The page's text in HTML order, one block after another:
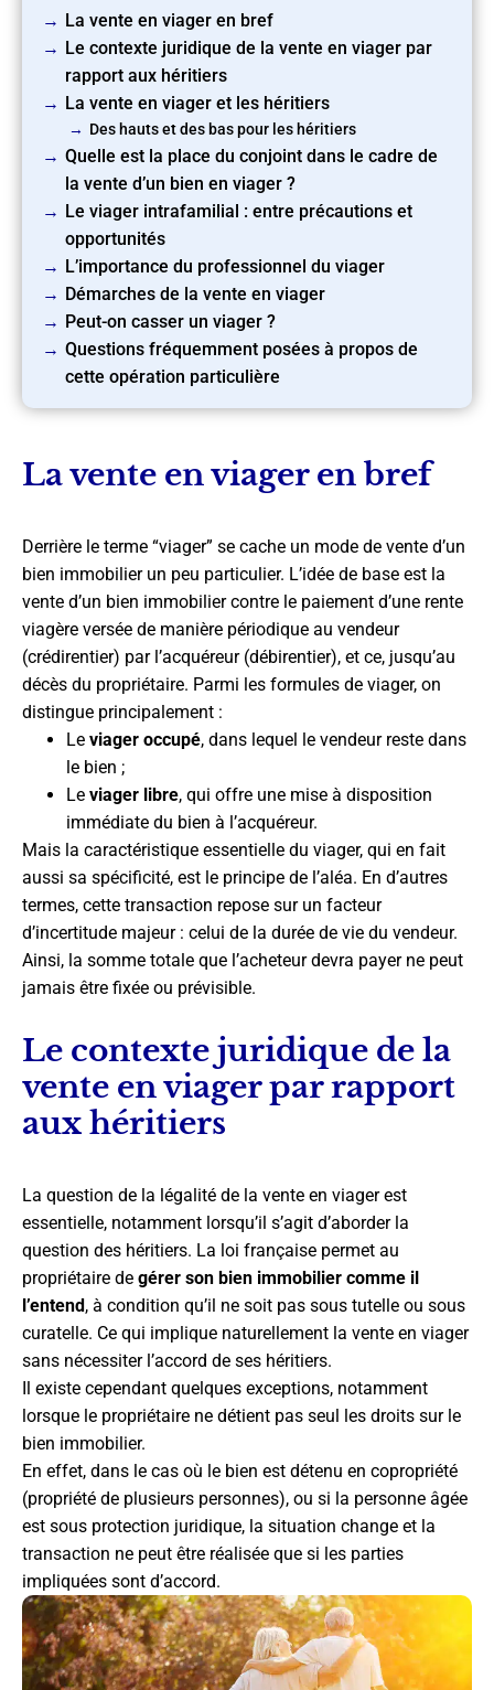
La vente en viager en bref
Le contexte juridique de la vente en viager par
rapport aux héritiers
La vente en viager et les héritiers
Des hauts et des bas pour les héritiers
Quelle est la place du conjoint dans le cadre de
la vente d’un bien en viager ?
Le viager intrafamilial : entre précautions et
opportunités
L’importance du professionnel du viager
Démarches de la vente en viager
Peut-on casser un viager ?
Questions fréquemment posées à propos de
cette opération particulière
La vente en viager en bref
Derrière le terme “viager” se cache un mode de vente d’un
bien immobilier un peu particulier. L’idée de base est la
vente d’un bien immobilier contre le paiement d’une rente
viagère versée de manière périodique au vendeur
(crédirentier) par l’acquéreur (débirentier), et ce, jusqu’au
décès du propriétaire. Parmi les formules de viager, on
distingue principalement :
Le viager occupé, dans lequel le vendeur reste dans
le bien ;
Le viager libre, qui offre une mise à disposition
immédiate du bien à l’acquéreur.
Mais la caractéristique essentielle du viager, qui en fait
aussi sa spécificité, est le principe de l’aléa. En d’autres
termes, cette transaction repose sur un facteur
d’incertitude majeur : celui de la durée de vie du vendeur.
Ainsi, la somme totale que l’acheteur devra payer ne peut
jamais être fixée ou prévisible.
Le contexte juridique de la
vente en viager par rapport
aux héritiers
La question de la légalité de la vente en viager est
essentielle, notamment lorsqu’il s’agit d’aborder la
question des héritiers. La loi française permet au
propriétaire de gérer son bien immobilier comme il
l’entend, à condition qu’il ne soit pas sous tutelle ou sous
curatelle. Ce qui implique naturellement la vente en viager
sans nécessiter l’accord de ses héritiers.
Il existe cependant quelques exceptions, notamment
lorsque le propriétaire ne détient pas seul les droits sur le
bien immobilier.
En effet, dans le cas où le bien est détenu en copropriété
(propriété de plusieurs personnes), ou si la personne âgée
est sous protection juridique, la situation change et la
transaction ne peut être réalisée que si les parties
impliquées sont d’accord.